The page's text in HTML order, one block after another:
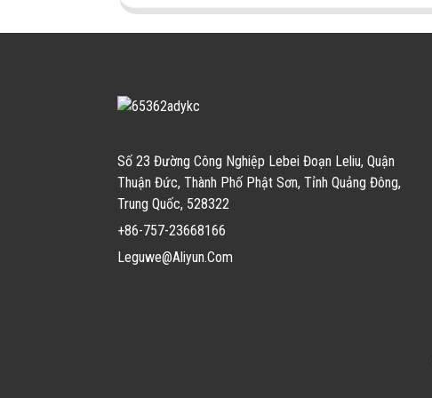
Số 23 Đường Công Nghiệp Lebei Đoạn Leliu, Quận
Thuận Đức, Thành Phố Phật Sơn, Tỉnh Quảng Đông,
Trung Quốc, 528322
+86-757-23668166
Leguwe@aliyun.com